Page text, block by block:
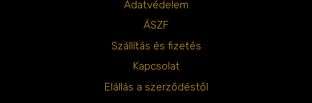
Adatvédelem
ÁSZF
Szállítás és fizetés
Kapcsolat
Elállás a szerződéstől